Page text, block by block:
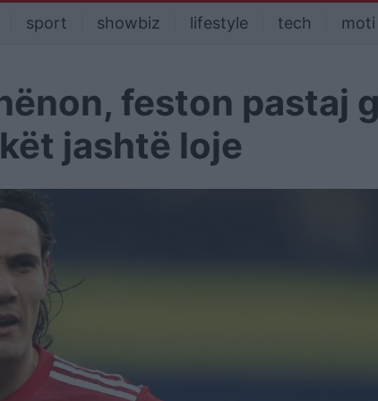
sport showbiz lifestyle tech moti
feston pastaj
jashtë loje